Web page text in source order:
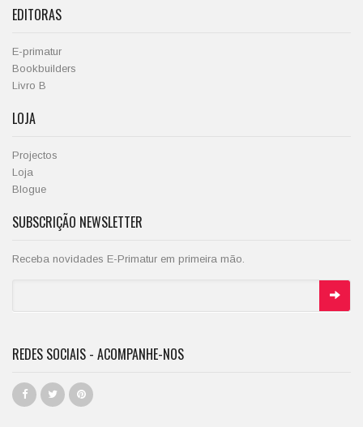
EDITORAS
E-primatur
Bookbuilders
Livro B
LOJA
Projectos
Loja
Blogue
SUBSCRIÇÃO NEWSLETTER
Receba novidades E-Primatur em primeira mão.
REDES SOCIAIS - ACOMPANHE-NOS